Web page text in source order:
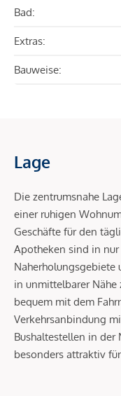
Bad:
Extras:
Bauweise:
Lage
Die zentrumsnahe
einer ruhigen
Geschäfte für den
Apotheken sind in nur
Naherholungsgebiete
in unmittelbarer
bequem mit dem
Verkehrsanbindung
Bushaltestellen in der
besonders attraktiv